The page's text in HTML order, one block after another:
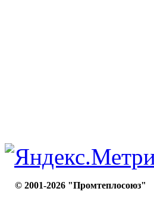
© 2001-2026 "Промтеплосоюз"